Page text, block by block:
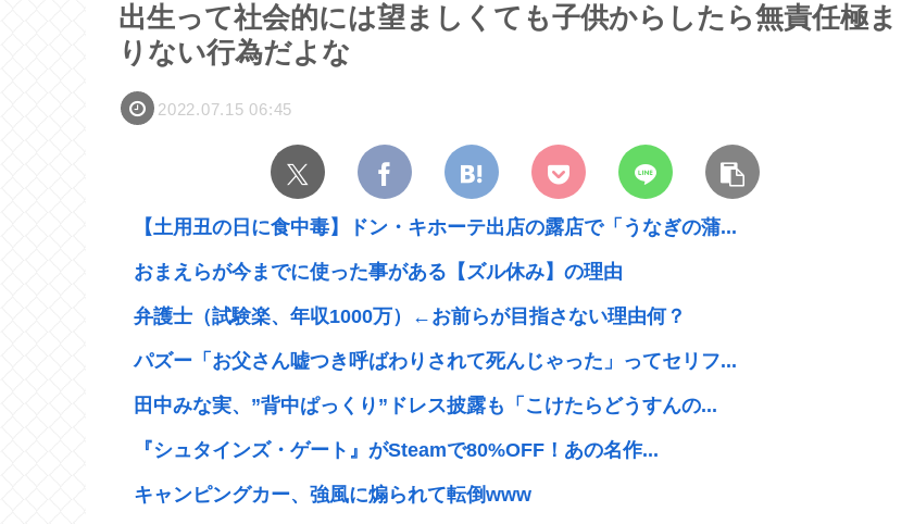
出生って社会的には望ましくても子供からしたら無責任極ま
りない行為だよな
2022.07.15 06:45
【土用丑の日に食中毒】ドン・キホーテ出店の露店で「うなぎの蒲...
おまえらが今までに使った事がある【ズル休み】の理由
弁護士（試験楽、年収1000万）←お前らが目指さない理由何？
パズー「お父さん嘘つき呼ばわりされて死んじゃった」ってセリフ...
田中みな実、”背中ぱっくり”ドレス披露も「こけたらどうすんの...
『シュタインズ・ゲート』がSteamで80%OFF！あの名作...
キャンピングカー、強風に煽られて転倒www